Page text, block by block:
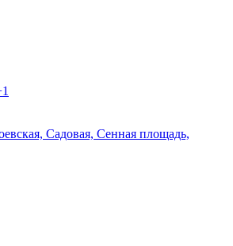
Садовая, Сенная площадь,